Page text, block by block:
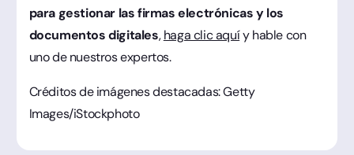
para gestionar las firmas electrónicas y los
documentos digitales,haga clic aquíy hable con
uno de nuestros expertos.
Créditos de imágenes destacadas: Getty
Images/iStockphoto